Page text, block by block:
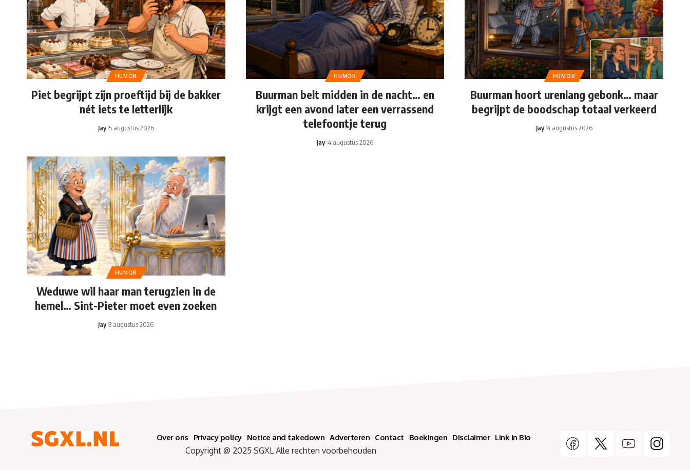
HUMOR
Piet begrijpt zijn proeftijd bij de bakker
nét iets te letterlijk
Jay 5 augustus 2026
HUMOR
Buurman belt midden in de nacht… en
krijgt een avond later een verrassend
telefoontje terug
Jay 4 augustus 2026
HUMOR
Buurman hoort urenlang gebonk… maar
begrijpt de boodschap totaal verkeerd
Jay 4 augustus 2026
HUMOR
Weduwe wil haar man terugzien in de
hemel… Sint-Pieter moet even zoeken
Jay 3 augustus 2026
Over ons Privacy policy Notice and takedown Adverteren Contact Boekingen Disclaimer Link in Bio
Copyright @ 2025 SGXL Alle rechten voorbehouden